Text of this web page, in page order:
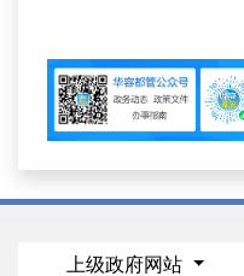
上级政府网站